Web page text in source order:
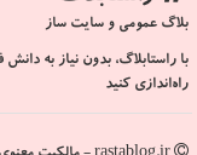
بلاگ عمومی و سایت ساز
با راستابلاگ، بدون نیاز به
راه‌اندازی کنید